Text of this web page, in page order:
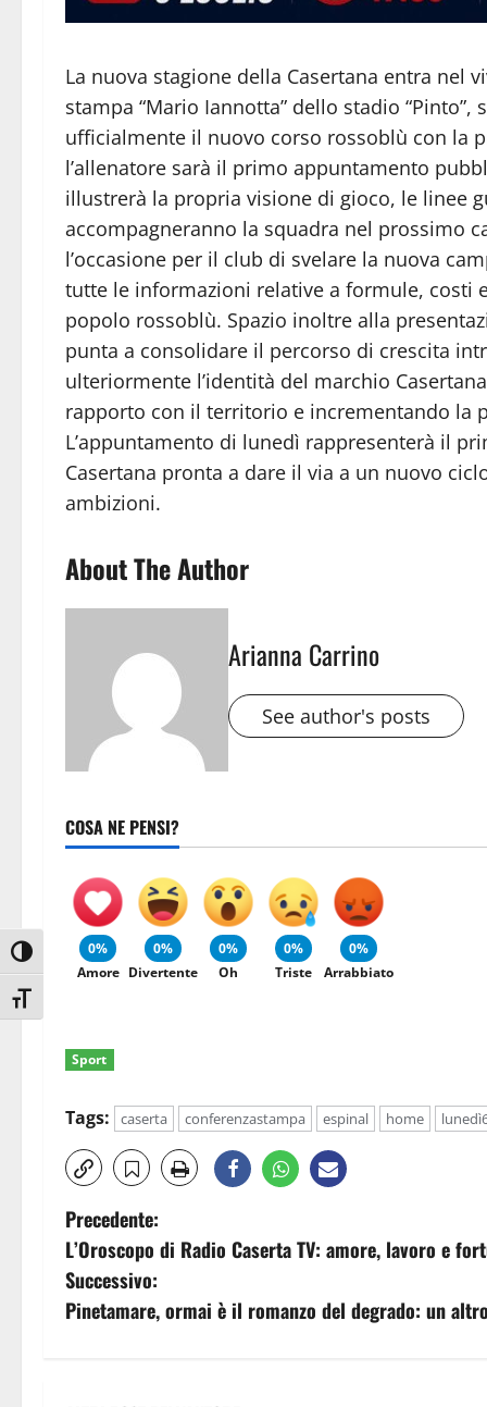
Attiva/disattiva alto contrasto
Attiva/disattiva dimensione testo
La nuova stagione della Casertana entra nel
stampa “Mario Iannotta” dello stadio
ufficialmente il nuovo corso rossoblù con la
l’allenatore sarà il primo appuntamento
illustrerà la propria visione di gioco, le linee
accompagneranno la squadra nel prossimo
l’occasione per il club di svelare la nuova
tutte le informazioni relative a formule, costi
popolo rossoblù. Spazio inoltre alla
punta a consolidare il percorso di crescita
ulteriormente l’identità del marchio
rapporto con il territorio e incrementando la
L’appuntamento di lunedì rappresenterà il
Casertana pronta a dare il via a un nuovo
ambizioni.
About The Author
Arianna Carrino
See author's posts
COSA NE PENSI?
0%
Amore
0%
Divertente
0%
Oh
0%
Triste
0%
Arrabbiato
Sport
Tags: caserta conferenzastampa espinal home
N
a
v
Precedente:
L’Oroscopo di Radio Caserta TV: amore, lavoro e
Successivo:
Pinetamare, ormai è il romanzo del degrado: un